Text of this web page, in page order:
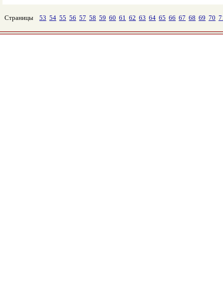
Страницы 53 54 55 56 57 58 59 60 61 62 63 64 65 66 67 68 69 70